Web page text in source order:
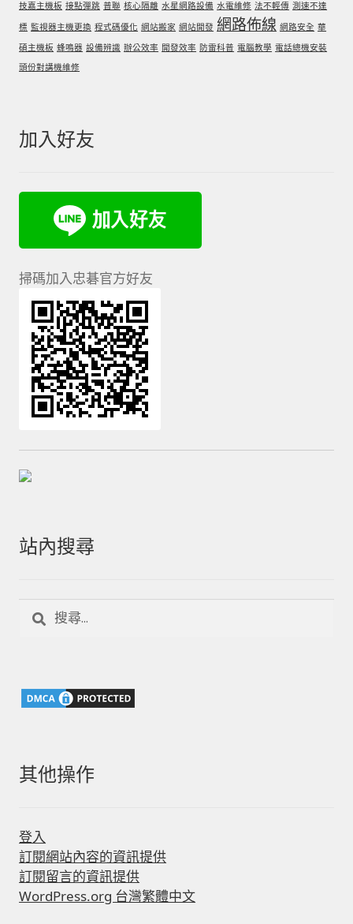
技嘉主機板 接點彈跳 普聯 核心隔離 水星網路設備 水電維修 法不輕傳 測速不達
標 監視器主機更換 程式碼優化 網站搬家 網站開發 網路佈線 網路安全 華
碩主機板 蜂鳴器 設備辨識 辦公效率 開發效率 防雷科普 電腦教學 電話總機安裝
頭份對講機維修
加入好友
掃碼加入忠碁官方好友
站內搜尋
字:
其他操作
登入
訂閱網站內容的資訊提供
訂閱留言的資訊提供
WordPress.org 台灣繁體中文